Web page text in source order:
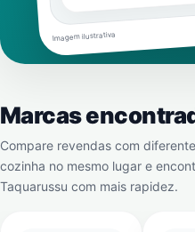
Imagem ilustrativa
Marcas
Compare revendas com
cozinha no mesmo lugar e
Taquarussu com mais rapidez.